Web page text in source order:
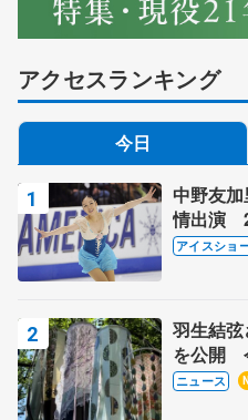
アクセスランキング
今日
中野友
情出演
ス」 宮
アイスショ
羽生結
を公開
の瑞鳳殿
ニュース